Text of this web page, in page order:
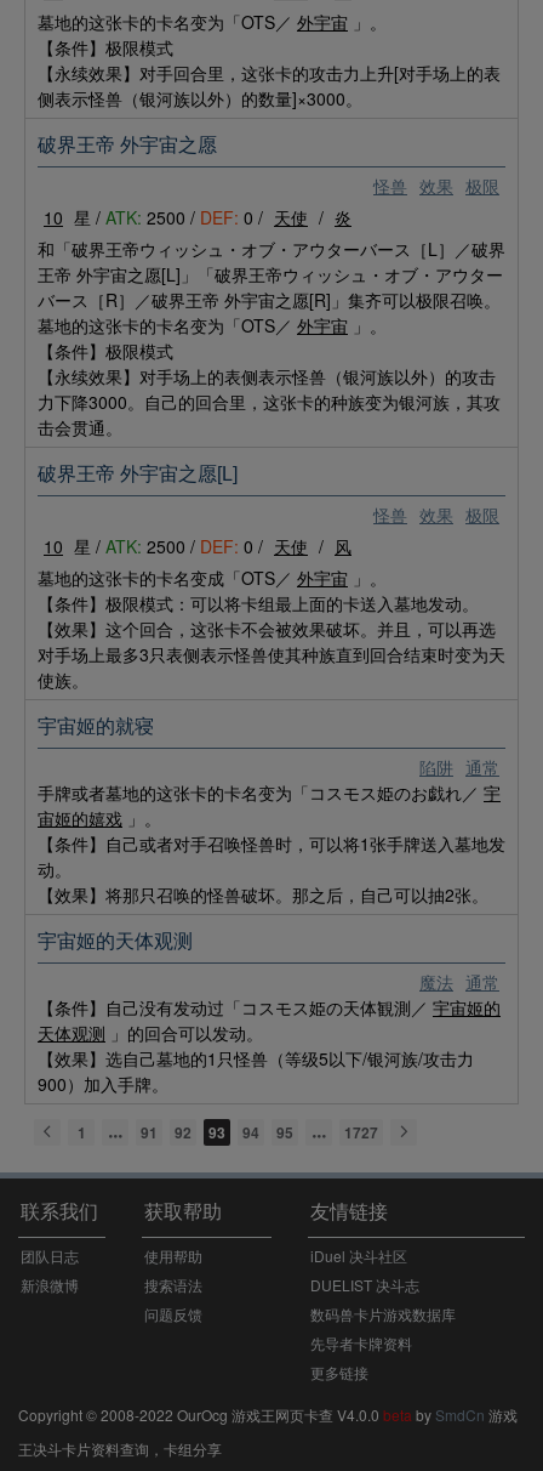
墓地的这张卡的卡名变为「OTS／ 外宇宙 」。
【条件】极限模式
【永续效果】对手回合里，这张卡的攻击力上升[对手场上的表
侧表示怪兽（银河族以外）的数量]×3000。
怪兽 效果 极限
破界王帝 外宇宙之愿
10 星 / ATK: 2500 / DEF: 0 / 天使 / 炎
和「破界王帝ウィッシュ・オブ・アウターバース［L］／破界
王帝 外宇宙之愿[L]」「破界王帝ウィッシュ・オブ・アウター
バース［R］／破界王帝 外宇宙之愿[R]」集齐可以极限召唤。
墓地的这张卡的卡名变为「OTS／ 外宇宙 」。
【条件】极限模式
【永续效果】对手场上的表侧表示怪兽（银河族以外）的攻击
力下降3000。自己的回合里，这张卡的种族变为银河族，其攻
击会贯通。
怪兽 效果 极限
破界王帝 外宇宙之愿[L]
10 星 / ATK: 2500 / DEF: 0 / 天使 / 风
墓地的这张卡的卡名变成「OTS／ 外宇宙 」。
【条件】极限模式：可以将卡组最上面的卡送入墓地发动。
【效果】这个回合，这张卡不会被效果破坏。并且，可以再选
对手场上最多3只表侧表示怪兽使其种族直到回合结束时变为天
使族。
陷阱 通常
宇宙姬的就寝
手牌或者墓地的这张卡的卡名变为「コスモス姫のお戯れ／ 宇
宙姬的嬉戏 」。
【条件】自己或者对手召唤怪兽时，可以将1张手牌送入墓地发
动。
【效果】将那只召唤的怪兽破坏。那之后，自己可以抽2张。
魔法 通常
宇宙姬的天体观测
【条件】自己没有发动过「コスモス姫の天体観測／ 宇宙姬的
天体观测 」的回合可以发动。
【效果】选自己墓地的1只怪兽（等级5以下/银河族/攻击力
900）加入手牌。
1 91 92 93 94 95 1727
联系我们
团队日志
新浪微博
获取帮助
使用帮助
搜索语法
问题反馈
友情链接
iDuel 决斗社区
DUELIST 决斗志
数码兽卡片游戏数据库
先导者卡牌资料
更多链接
Copyright © 2008-2022 OurOcg 游戏王网页卡查 V4.0.0 beta by SmdCn 游戏
王决斗卡片资料查询，卡组分享